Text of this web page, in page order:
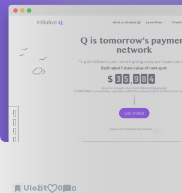
Uložit 0 0